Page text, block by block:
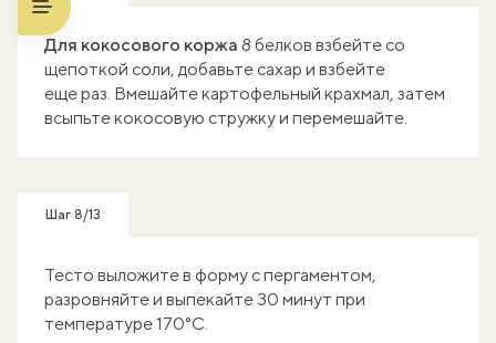
Для кокосового коржа 8 белков взбейте со
щепоткой соли, добавьте сахар и взбейте
еще раз. Вмешайте картофельный крахмал, затем
всыпьте кокосовую стружку и перемешайте.
Шаг 8/13
Тесто выложите в форму с пергаментом,
разровняйте и выпекайте 30 минут при
температуре 170°C.